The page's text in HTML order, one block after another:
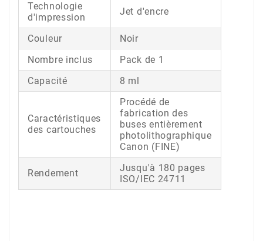
Technologie
d'impression
Jet d'encre
Couleur
Noir
Nombre inclus
Pack de 1
Capacité
8 ml
Caractéristiques
des cartouches
Procédé de
fabrication des
buses entièrement
photolithographique
Canon (FINE)
Rendement
Jusqu'à 180 pages
ISO/IEC 24711